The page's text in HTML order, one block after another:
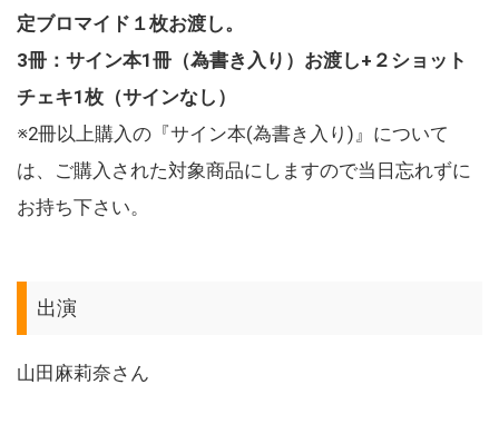
定ブロマイド１枚お渡し。
3冊：サイン本1冊（為書き入り）お渡し+２ショット
チェキ1枚（サインなし）
※2冊以上購入の『サイン本(為書き入り)』について
は、ご購入された対象商品にしますので当日忘れずに
お持ち下さい。
出演
山田麻莉奈さん